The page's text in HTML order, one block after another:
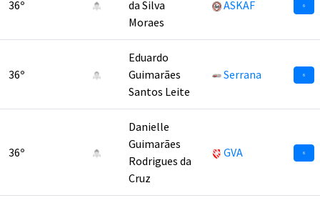
36º
da Silva
Moraes
ASKAF 6
36º
Eduardo
Guimarães
Santos Leite
Serrana 6
36º
Danielle
Guimarães
Rodrigues da
Cruz
GVA 6